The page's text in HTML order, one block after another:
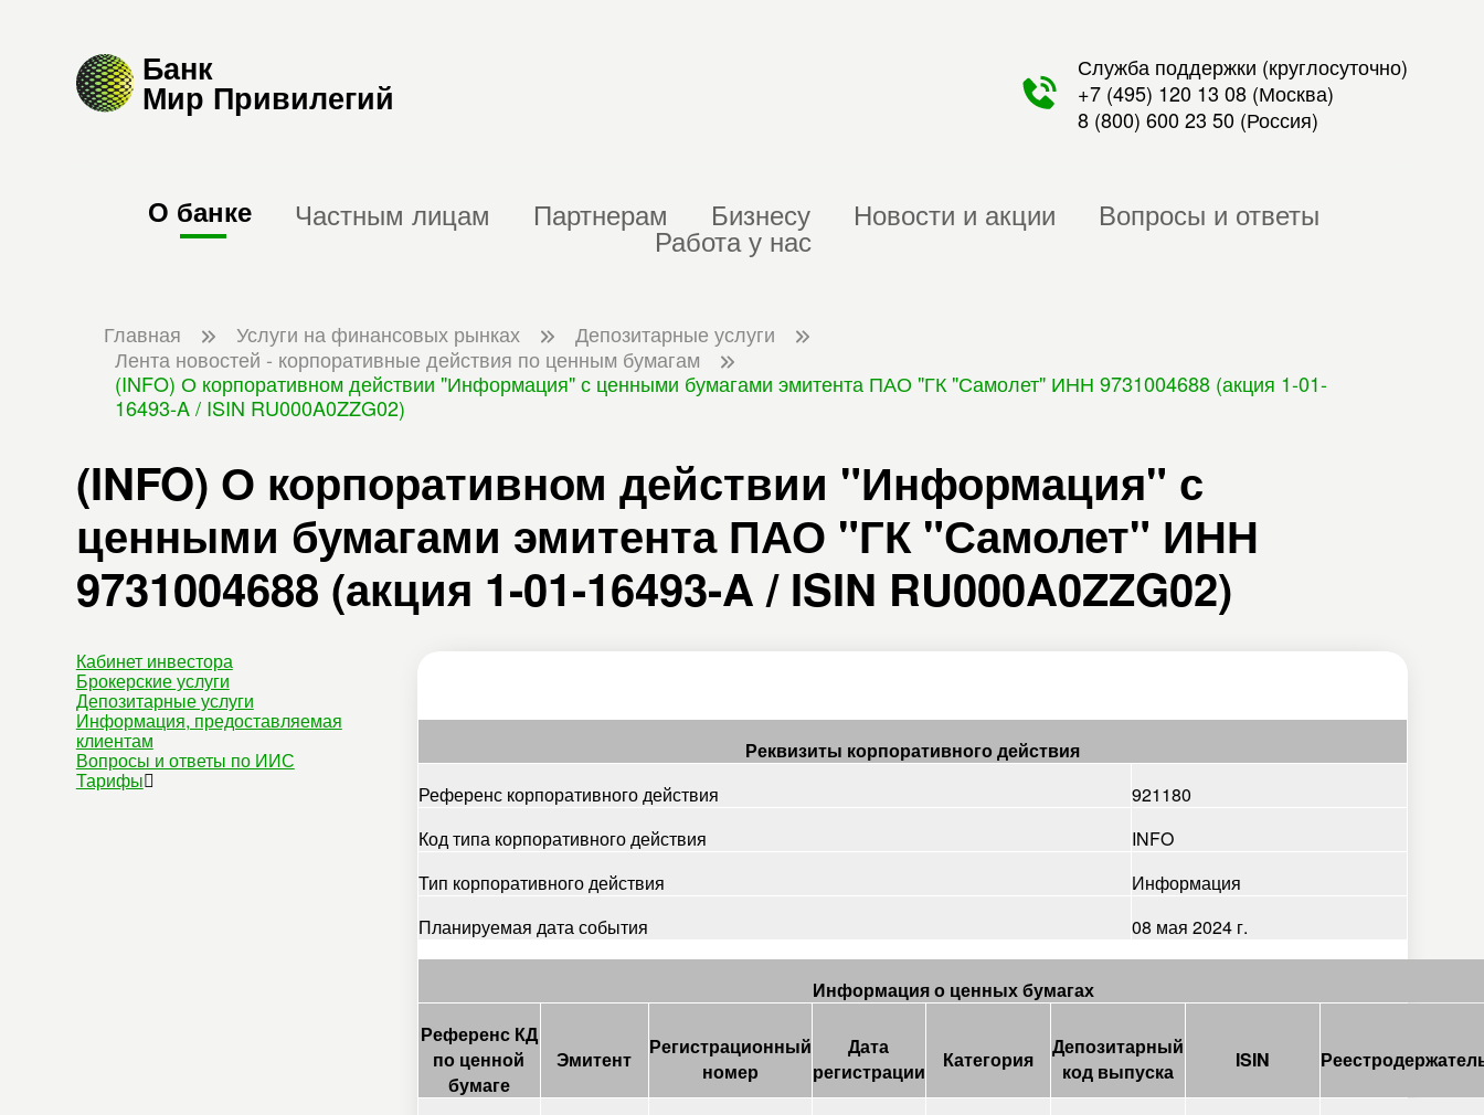
Банк
Мир Привилегий
Служба поддержки (круглосуточно)
+7 (495) 120 13 08 (Москва)
8 (800) 600 23 50 (Россия)
О банке Частным лицам Партнерам Бизнесу Новости и акции Вопросы и ответы
Работа у нас
Главная Услуги на финансовых рынках
Депозитарные услуги
Лента новостей - корпоративные действия по ценным бумагам
(INFO) О корпоративном действии "Информация" с ценными бумагами эмитента ПАО "ГК "Самолет" ИНН 9731004688 (акция 1-01-
16493-A / ISIN RU000A0ZZG02)
(INFO) О корпоративном действии "Информация" с
ценными бумагами эмитента ПАО "ГК "Самолет" ИНН
9731004688 (акция 1-01-16493-A / ISIN RU000A0ZZG02)
Кабинет инвестора
Брокерские услуги
Депозитарные услуги
Информация, предоставляемая
клиентам
Вопросы и ответы по ИИС
Тарифы
Реквизиты корпоративного действия
Референс корпоративного действия
921180
Код типа корпоративного действия
INFO
Тип корпоративного действия
Информация
Планируемая дата события
08 мая 2024 г.
Информация о ценных бумагах
Референс КД
по ценной
бумаге
Эмитент
Регистрационный
номер
Дата
регистрации
Категория
Депозитарный
код выпуска
ISIN